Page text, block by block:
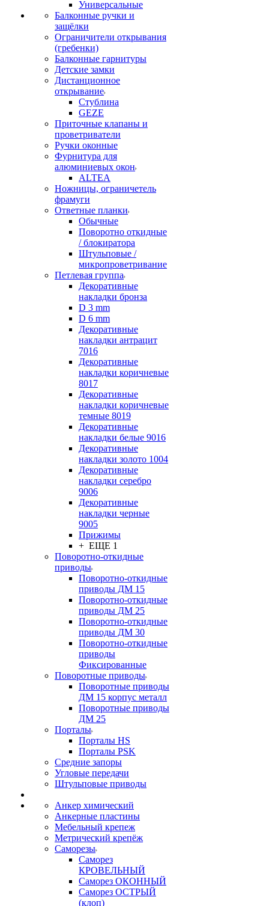
Универсальные
Балконные ручки и
защёлки
Ограничители открывания
(гребенки)
Балконные гарнитуры
Детские замки
Дистанционное
открывание
Стублина
GEZE
Приточные клапаны и
проветриватели
Ручки оконные
Фурнитура для
алюминиевых окон
ALTEA
Ножницы, ограничетель
фрамуги
Ответные планки
Обычные
Поворотно откидные
/ блокиратора
Штульповые /
микропроветривание
Петлевая группа
Декоративные
накладки бронза
D 3 mm
D 6 mm
Декоративные
накладки антрацит
7016
Декоративные
накладки коричневые
8017
Декоративные
накладки коричневые
темные 8019
Декоративные
накладки белые 9016
Декоративные
накладки золото 1004
Декоративные
накладки серебро
9006
Декоративные
накладки черные
9005
Прижимы
+ ЕЩЕ 1
Поворотно-откидные
приводы
Поворотно-откидные
приводы ДМ 15
Поворотно-откидные
приводы ДМ 25
Поворотно-откидные
приводы ДМ 30
Поворотно-откидные
приводы
Фиксированные
Поворотные приводы
Поворотные приводы
ДМ 15 корпус металл
Поворотные приводы
ДМ 25
Порталы
Порталы HS
Порталы PSK
Средние запоры
Угловые передачи
Штульповые приводы
Анкер химический
Анкерные пластины
Мебельный крепеж
Метрический крепёж
Саморезы
Саморез
КРОВЕЛЬНЫЙ
Саморез ОКОННЫЙ
Саморез ОСТРЫЙ
(клоп)